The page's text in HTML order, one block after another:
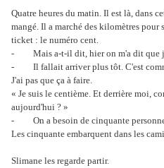
Quatre heures du matin. Il est là, dans
mangé. Il a marché des kilomètres
ticket : le numéro cent.
- Mais a-t-il dit, hier on m'a dit que
- Il fallait arriver plus tôt. C'est
J'ai pas que ça à faire.
« Je suis le centième. Et derrière moi,
aujourd'hui ? »
- On a besoin de cinquante
Les cinquante embarquent dans les
Slimane les regarde partir.